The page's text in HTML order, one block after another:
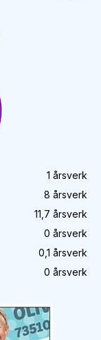
1 årsverk
8 årsverk
11,7 årsverk
0 årsverk
0,1 årsverk
0 årsverk